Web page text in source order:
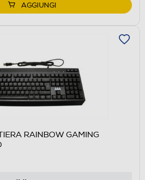
AGGIUNGI
RAINBOW GAMING